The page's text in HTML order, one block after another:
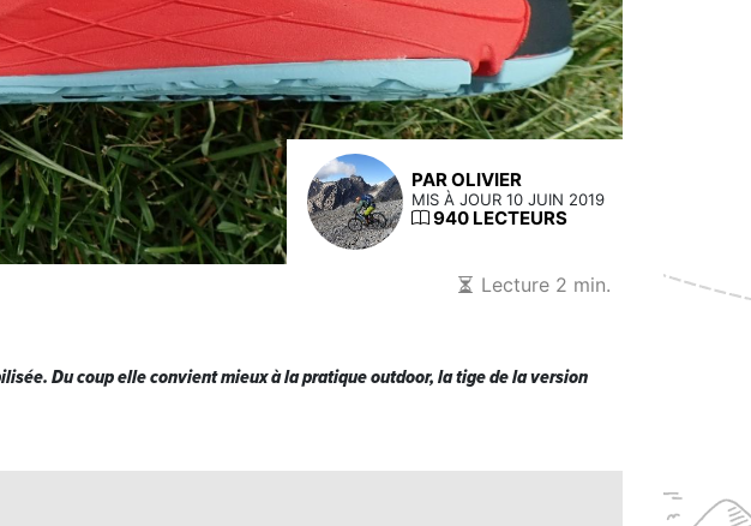
PAR OLIVIER
MIS À JOUR 10 JUIN 2019
940 LECTEURS
Lecture 2 min.
Du coup elle convient mieux à la pratique outdoor, la tige de la version